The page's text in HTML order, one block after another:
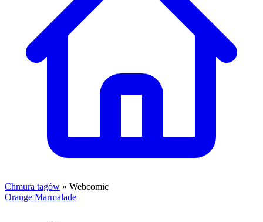
Chmura tagów » Webcomic
Orange Marmalade